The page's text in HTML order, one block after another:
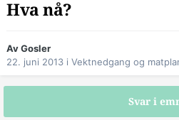
Hva nå?
AvGosler
22. juni 2013 i Vektnedgang og
Svar i